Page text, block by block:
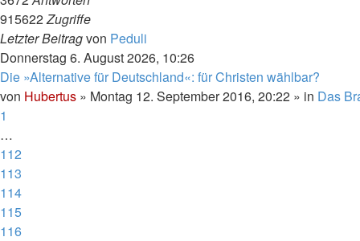
915622Zugriffe
Letzter Beitragvon Peduli
Donnerstag 6. August 2026, 10:26
Die »Alternative für Deutschland«: für Christen wählbar?
von Hubertus » Montag 12. September 2016, 20:22 » in Das
1
…
112
113
114
115
116